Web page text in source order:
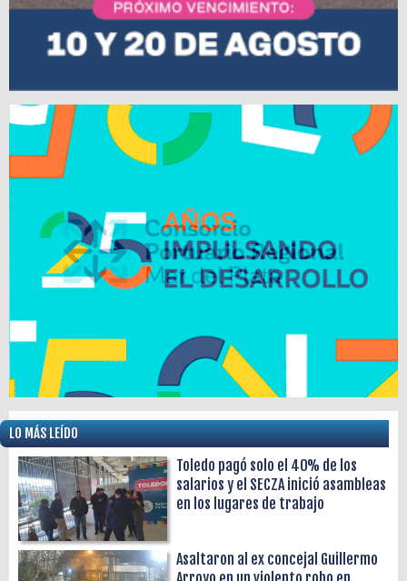
LO MÁS LEÍDO
Toledo pagó solo el 40% de los
salarios y el SECZA inició asambleas
en los lugares de trabajo
Asaltaron al ex concejal Guillermo